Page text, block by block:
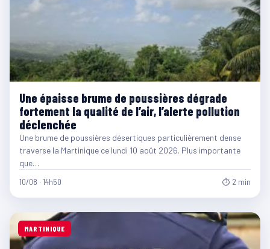
Une épaisse brume de poussières dégrade
fortement la qualité de l’air, l’alerte pollution
déclenchée
Une brume de poussières désertiques particulièrement dense
traverse la Martinique ce lundi 10 août 2026. Plus importante
que…
10/08 · 14h50 ⏱ 2 min
MARTINIQUE